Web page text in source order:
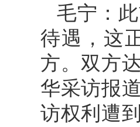
毛宁：
待遇，这
方。双方
华采访报
访权利遭